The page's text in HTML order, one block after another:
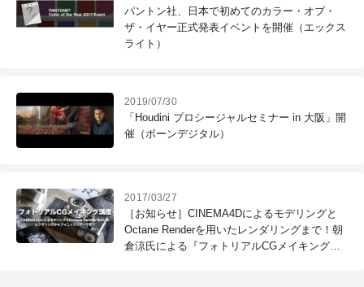
パントン社、日本で初めてのカラー・オブ・
ザ・イヤー正式発表イベントを開催（エックス
ライト）
2019/07/30
「Houdini プロシージャルセミナー in 大阪」開
催（ボーンデジタル）
2017/03/27
［お知らせ］CINEMA4Dによるモデリングと
Octane Renderを用いたレンダリングまで！朝
倉涼氏による『フォトリアルCGメイキング講